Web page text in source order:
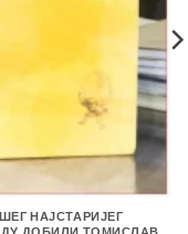
НАЈСТАРИЈЕГ